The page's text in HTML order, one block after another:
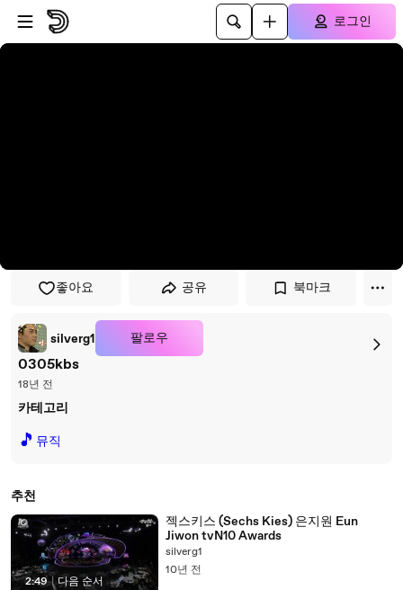
플레이어로 건너뛰기
본문으로 건너뛰기
로그인
좋아요 공유 북마크
silverg1 팔로우
0305kbs
18년 전
카테고리
🎵 뮤직
추천
2:49 | 다음 순서
젝스키스 (Sechs Kies) 은지원 Eun
Jiwon tvN10 Awards
silverg1
10년 전